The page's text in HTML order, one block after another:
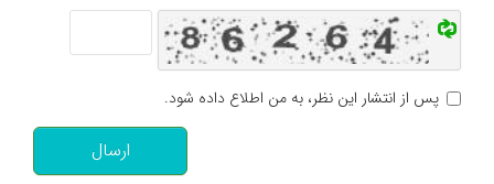
پس از انتشار این نظر، به من اطلاع داده شود.
ارسال